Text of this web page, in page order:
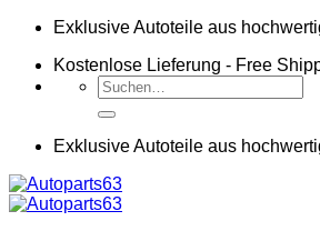
Zum
springen
Exklusive Autoteile aus
Kostenlose Lieferung - Free
Suchen
nach:
Exklusive Autoteile aus